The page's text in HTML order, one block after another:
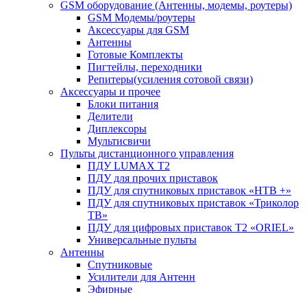
GSM оборудование (Антенны, модемы, роутеры)
GSM Модемы/роутеры
Аксессуары для GSM
Антенны
Готовые Комплекты
Пигтейлы, переходники
Репитеры(усиления сотовой связи)
Аксессуары и прочее
Блоки питания
Делители
Диплексоры
Мультисвичи
Пульты дистанционного управления
ПДУ LUMAX Т2
ПДУ для прочих приставок
ПДУ для спутниковых приставок «НТВ +»
ПДУ для спутниковых приставок «Триколор
ТВ»
ПДУ для цифровых приставок Т2 «ORIEL»
Универсальные пульты
Антенны
Спутниковые
Усилители для Антенн
Эфирные